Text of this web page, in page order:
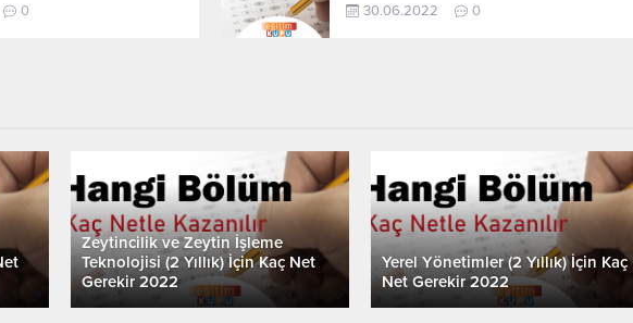
0 30.06.2022 0
Zeytincilik ve Zeytin İşleme
Teknolojisi (2 Yıllık) İçin Kaç Net
Gerekir 2022
Yerel Yönetimler (2 Yıllık) İçin Kaç
Net Gerekir 2022